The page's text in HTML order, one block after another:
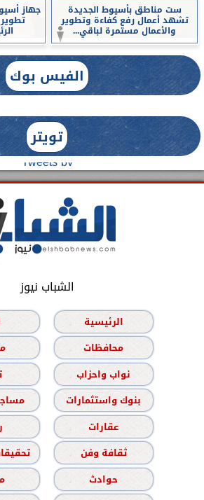
ست مناطق بأسيوط الجديدة
تشهد أعمال رفع كفاءة وتطوير
والأعمال مستمرة لباقي...
جهاز
الفيس بوك
تويتر
Tweets by
الشباب نيوز
الرئيسية
محافظات
نواب واحزاب
بنوك واستثمارات
عقارات
ثقافة وفن
حوادث